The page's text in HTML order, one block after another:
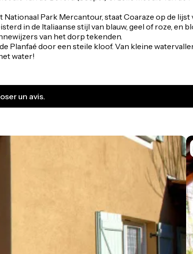
Nationaal Park Mercantour, staat Coaraze op de
in de Italiaanse stijl van blauw, geel of roze, en
van het dorp tekenden.
Planfaé door een steile kloof. Van kleine
water!
un avis.